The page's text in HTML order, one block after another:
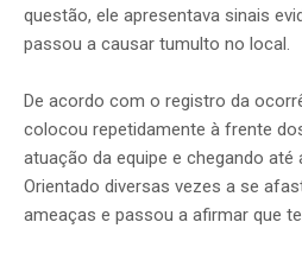
questão, ele apresentava sinais
passou a causar tumulto no local.
De acordo com o registro da
colocou repetidamente à frente
atuação da equipe e chegando até
Orientado diversas vezes a se
ameaças e passou a afirmar que